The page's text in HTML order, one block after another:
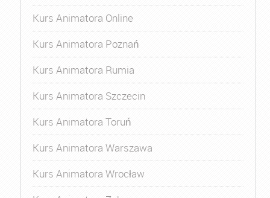
Kurs Animatora Online
Kurs Animatora Poznań
Kurs Animatora Rumia
Kurs Animatora Szczecin
Kurs Animatora Toruń
Kurs Animatora Warszawa
Kurs Animatora Wrocław